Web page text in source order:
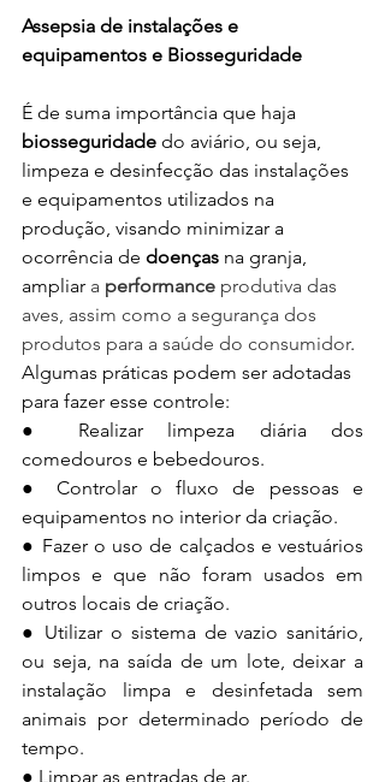
Assepsia de instalações e
equipamentos e Biosseguridade
É de suma importância que haja
biosseguridade do aviário, ou seja,
limpeza e desinfecção das instalações
e equipamentos utilizados na
produção, visando minimizar a
ocorrência de doenças na granja,
ampliar a performance produtiva das
aves, assim como a segurança dos
produtos para a saúde do consumidor.
Algumas práticas podem ser adotadas
para fazer esse controle:
● Realizar limpeza diária dos
comedouros e bebedouros.
● Controlar o fluxo de pessoas e
equipamentos no interior da criação.
● Fazer o uso de calçados e vestuários
limpos e que não foram usados em
outros locais de criação.
● Utilizar o sistema de vazio sanitário,
ou seja, na saída de um lote, deixar a
instalação limpa e desinfetada sem
animais por determinado período de
tempo.
● Limpar as entradas de ar.